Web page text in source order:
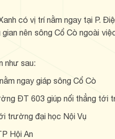
có vị trí nằm ngay tại P.
nên sông Cổ Cò ngoài
như sau:
ngay giáp sông Cổ Cò
ĐT 603 giúp nối thẳng
trường đại học Nội Vụ
Hội An